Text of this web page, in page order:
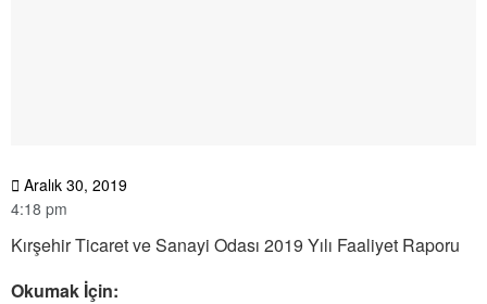
Aralık 30, 2019
4:18 pm
Kırşehir Ticaret ve Sanayi Odası 2019 Yılı Faaliyet Raporu
Okumak İçin: